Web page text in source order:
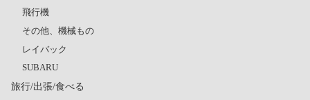
飛行機
その他、機械もの
レイバック
SUBARU
旅行/出張/食べる